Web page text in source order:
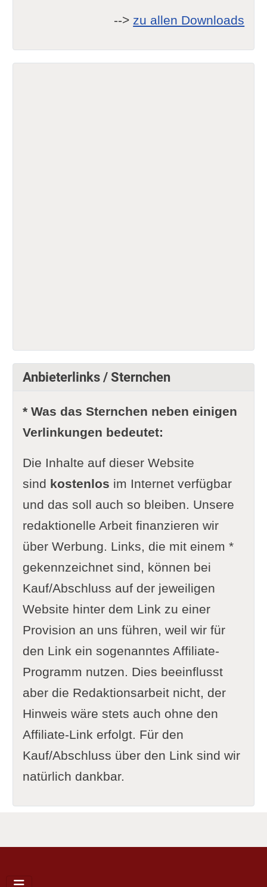
--> zu allen Downloads
Anbieterlinks / Sternchen
* Was das Sternchen neben einigen
Verlinkungen bedeutet:
Die Inhalte auf dieser Website
sind kostenlos im Internet verfügbar
und das soll auch so bleiben. Unsere
redaktionelle Arbeit finanzieren wir
über Werbung. Links, die mit einem *
gekennzeichnet sind, können bei
Kauf/Abschluss auf der jeweiligen
Website hinter dem Link zu einer
Provision an uns führen, weil wir für
den Link ein sogenanntes Affiliate-
Programm nutzen. Dies beeinflusst
aber die Redaktionsarbeit nicht, der
Hinweis wäre stets auch ohne den
Affiliate-Link erfolgt. Für den
Kauf/Abschluss über den Link sind wir
natürlich dankbar.